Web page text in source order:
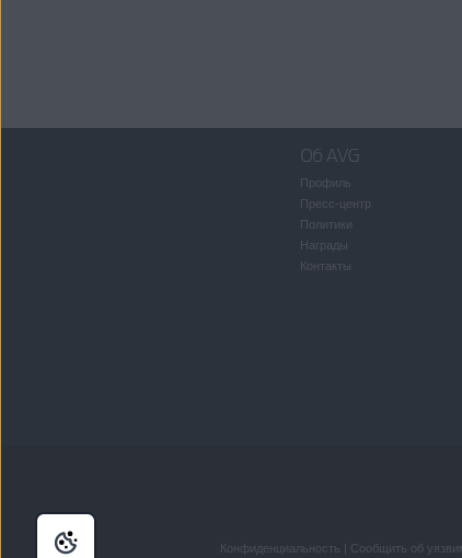
Об AVG
Профиль
Пресс-центр
Политики
Награды
Контакты
Конфиденциальность Сообщить об